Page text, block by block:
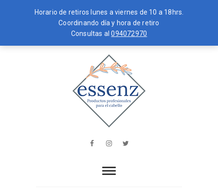
Horario de retiros lunes a viernes de 10 a 18hrs.
Coordinando día y hora de retiro
Consultas al094072970
to
essenz
EL CABELLO
FacebookInstagram